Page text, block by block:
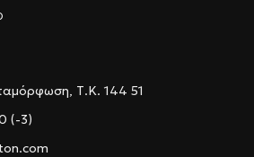
Τ.Κ. 144 51
(-3)